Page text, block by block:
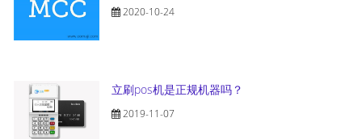
2020-10-24
立刷pos机是正规机器吗？
2019-11-07